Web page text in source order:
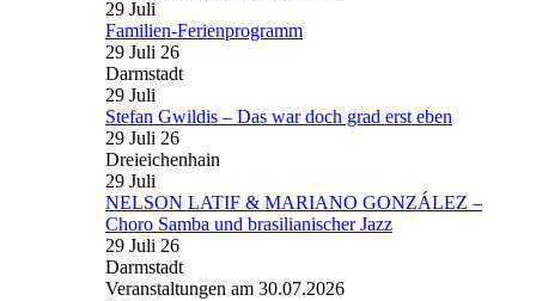
29 Juli
Familien-Ferienprogramm
29 Juli 26
Darmstadt
29 Juli
Stefan Gwildis – Das war doch grad erst eben
29 Juli 26
Dreieichenhain
29 Juli
NELSON LATIF & MARIANO GONZÁLEZ –
Choro Samba und brasilianischer Jazz
29 Juli 26
Darmstadt
Veranstaltungen am 30.07.2026